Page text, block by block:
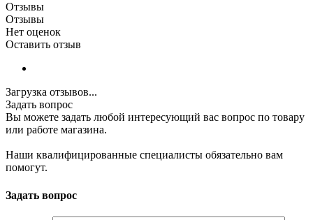
Отзывы
Отзывы
Нет оценок
Оставить отзыв
Загрузка отзывов...
Задать вопрос
Вы можете задать любой интересующий вас вопрос по товару
или работе магазина.
Наши квалифицированные специалисты обязательно вам
помогут.
Задать вопрос